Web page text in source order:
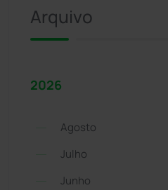
Arquivo
2026
Agosto
Julho
Junho